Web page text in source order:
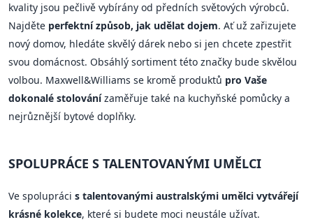
kvality jsou pečlivě vybírány od předních světových výrobců.
Najděte perfektní způsob, jak udělat dojem. Ať už zařizujete
nový domov, hledáte skvělý dárek nebo si jen chcete zpestřit
svou domácnost. Obsáhlý sortiment této značky bude skvělou
volbou. Maxwell&Williams se kromě produktů pro Vaše
dokonalé stolovánízaměřuje také na kuchyňské pomůcky a
nejrůznější bytové doplňky.
SPOLUPRÁCE S TALENTOVANÝMI UMĚLCI
Ve spolupráci s talentovanými australskými umělci vytvářejí
krásné kolekce, které si budete moci neustále užívat.